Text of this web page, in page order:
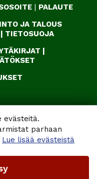
evästeitä.
parhaan
Lue lisää evästeistä
| PALAUTE
JA TALOUS
| TIETOSUOJA
|